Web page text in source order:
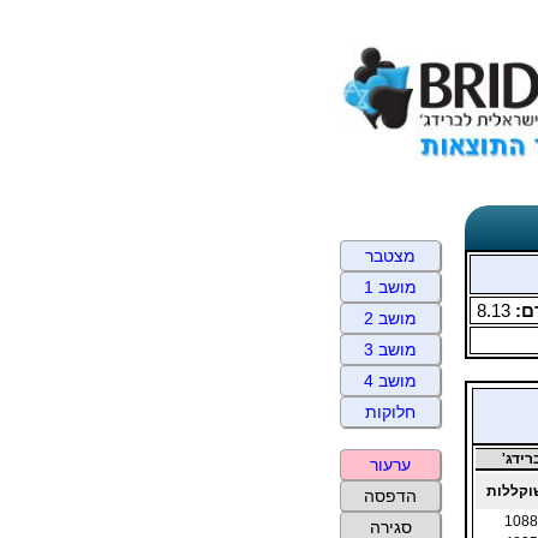
8.13
1088
מצטבר
מושב 1
מושב 2
מושב 3
מושב 4
חלוקות
ערעור
הדפסה
סגירה